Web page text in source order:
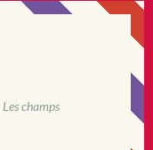
Les champs